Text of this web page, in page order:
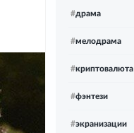
#драма
#мелодрама
#криптовалюта
#фэнтези
#экранизации